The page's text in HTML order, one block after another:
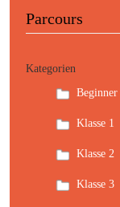
Parcours
Kategorien
Beginner
Klasse 1
Klasse 2
Klasse 3